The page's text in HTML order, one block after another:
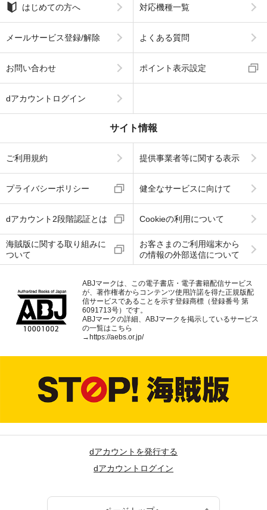
はじめての方へ 対応機種一覧
メールサービス登録/解除 よくある質問
お問い合わせ ポイント表示設定
dアカウントログイン
サイト情報
ご利用規約 提供事業者等に関する表示
プライバシーポリシー 健全なサービスに向けて
dアカウント2段階認証とは Cookieの利用について
海賊版に関する取り組みに
ついて
お客さまのご利用端末から
の情報の外部送信について
ABJマークは、この電子書店・電子書籍配信サービス
が、著作権者からコンテンツ使用許諾を得た正規版配
信サービスであることを示す登録商標（登録番号 第
6091713号）です。
ABJマークの詳細、ABJマークを掲示しているサービス
の一覧はこちら
→ https://aebs.or.jp/
dアカウントを発行する
dアカウントログイン